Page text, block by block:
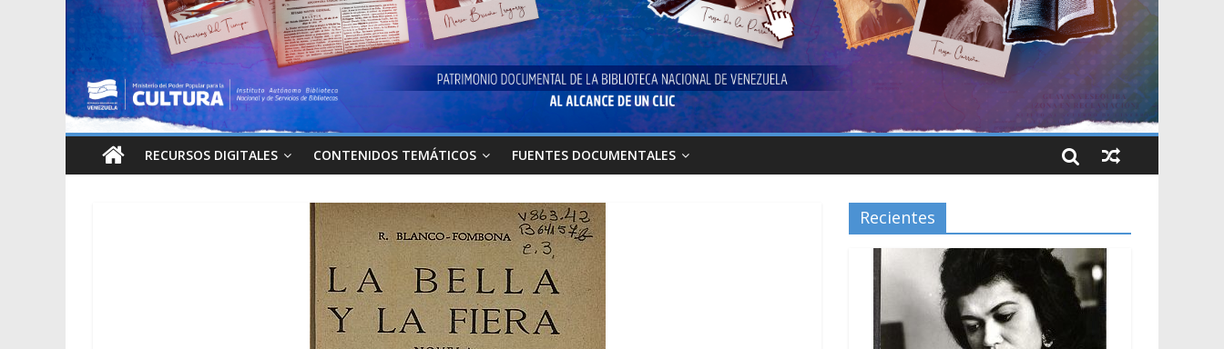
RECURSOS DIGITALES CONTENIDOS TEMÁTICOS FUENTES DOCUMENTALES
Recientes